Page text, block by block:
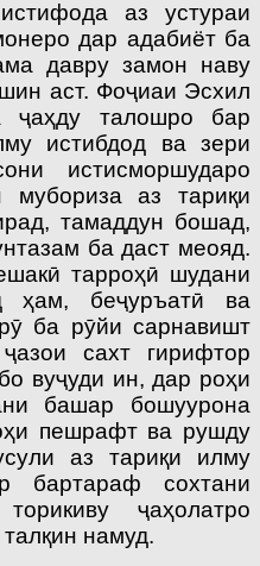
аз устураи
дар адабиёт ба
давру замон наву
аст. Фоҷи­аи Эсхил
ҷаҳду талошро бар
истибдод ва зери
истисморшударо
мубориза аз тариқи
тамаддун бошад,
ба даст меояд.
тарроҳӣ шудани
ҳам, беҷуръатӣ ва
ба рӯйи сарнавишт
сахт гирифтор
вуҷуди ин, дар роҳи
башар бошуурона
пешрафт ва рушду
аз тариқи илму
бартараф сохтани
ҷаҳолатро
намуд.